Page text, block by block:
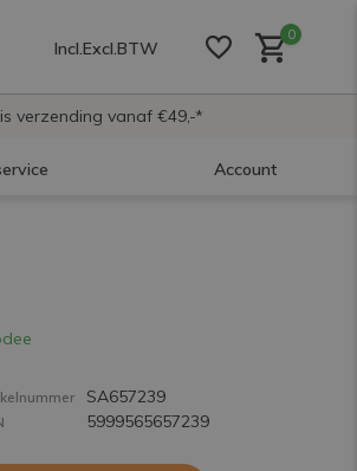
Incl.Excl.BTW
0
verzending vanaf €49,-*
Account
SA657239
5999565657239